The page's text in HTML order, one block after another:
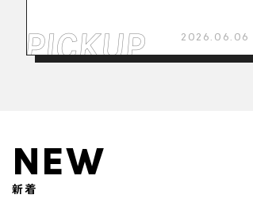
2026.06.06
NEW
新着